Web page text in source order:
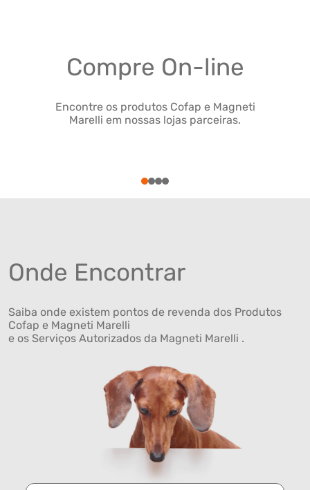
Compre On-line
Encontre os produtos Cofap e Magneti
Marelli em nossas lojas parceiras.
1234
Onde Encontrar
Saiba onde existem pontos de revenda dos Produtos
Cofap e Magneti Marelli
e os Serviços Autorizados da Magneti Marelli .